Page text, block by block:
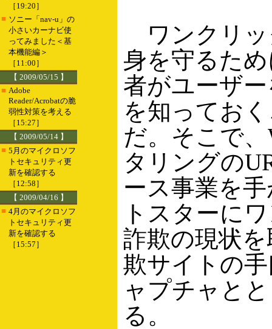
［19:20］
■ ソニー「nav-u」の
小さいカーナビ使
ってみました＜基
本機能編＞
［11:00］
【 2009/05/15 】
■ Adobe
Reader/Acrobatの脆
弱性対策を考える
［15:27］
【 2009/05/14 】
■ 5月のマイクロソフ
トセキュリティ更
新を確認する
［12:58］
【 2009/04/16 】
■ 4月のマイクロソフ
トセキュリティ更
新を確認する
［15:57］
ワンクリッ
身を守るた
者がユーザ
を知ってお
だ。そこで
タリングの
ース事業を
トスターに
詐欺の現状
欺サイトの
ャプチャと
る。